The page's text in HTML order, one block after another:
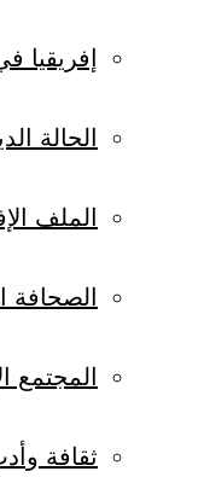
إفريقيا
الحالة
الملف
الصحافة
المجتمع
ثقافة